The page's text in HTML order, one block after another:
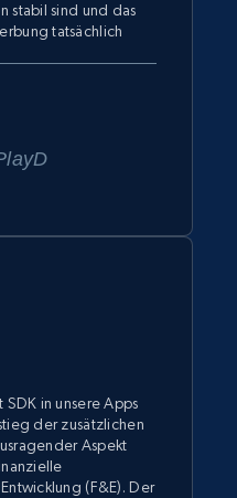
stabil sind und das
tatsächlich
in unsere Apps
der zusätzlichen
Aspekt
(F&E). Der